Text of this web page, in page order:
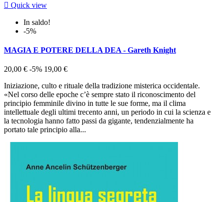
 Quick view
In saldo!
-5%
MAGIA E POTERE DELLA DEA - Gareth Knight
20,00 € -5% 19,00 €
Iniziazione, culto e rituale della tradizione misterica occidentale.
«Nel corso delle epoche c’è sempre stato il riconoscimento del
principio femminile divino in tutte le sue forme, ma il clima
intellettuale degli ultimi trecento anni, un periodo in cui la scienza e
la tecnologia hanno fatto passi da gigante, tendenzialmente ha
portato tale principio alla...